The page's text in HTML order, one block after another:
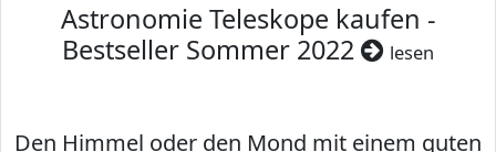
Astronomie Teleskope kaufen -
Bestseller Sommer 2022
lesen
Den Himmel oder den Mond mit einem guten